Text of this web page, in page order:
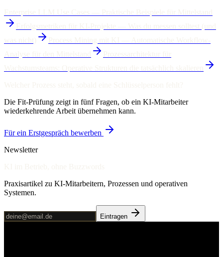
Die Fit-Prüfung zeigt in fünf Fragen, ob ein KI-Mitarbeiter
wiederkehrende Arbeit übernehmen kann.
Für ein Erstgespräch bewerben
Newsletter
Praxisartikel zu KI-Mitarbeitern, Prozessen und operativen
Systemen.
Eintragen